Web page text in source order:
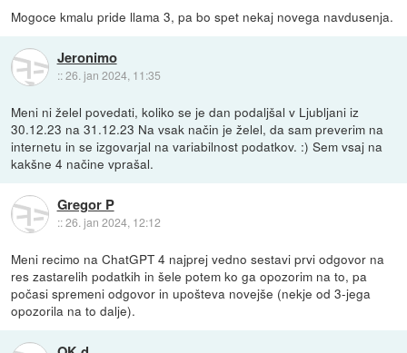
Mogoce kmalu pride llama 3, pa bo spet nekaj novega navdusenja.
Jeronimo
::26. jan 2024, 11:35
Meni ni želel povedati, koliko se je dan podaljšal v Ljubljani iz
30.12.23 na 31.12.23 Na vsak način je želel, da sam preverim na
internetu in se izgovarjal na variabilnost podatkov. :) Sem vsaj na
kakšne 4 načine vprašal.
Gregor P
::26. jan 2024, 12:12
Meni recimo na ChatGPT 4 najprej vedno sestavi prvi odgovor na
res zastarelih podatkih in šele potem ko ga opozorim na to, pa
počasi spremeni odgovor in upošteva novejše (nekje od 3-jega
opozorila na to dalje).